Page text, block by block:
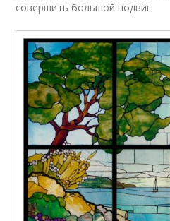
совершить большой подвиг.